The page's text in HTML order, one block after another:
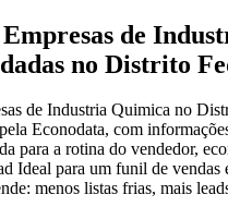
de
no Distrito
de Industria Quimica no
Econodata, com
para a rotina do vendedor,
Ideal para um funil de vendas
menos listas frias, mais